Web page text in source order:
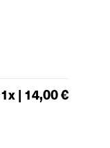
1x | 14,00 €